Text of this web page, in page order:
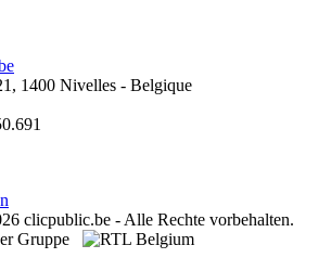
1400 Nivelles - Belgique
clicpublic.be - Alle Rechte vorbehalten.
Gruppe